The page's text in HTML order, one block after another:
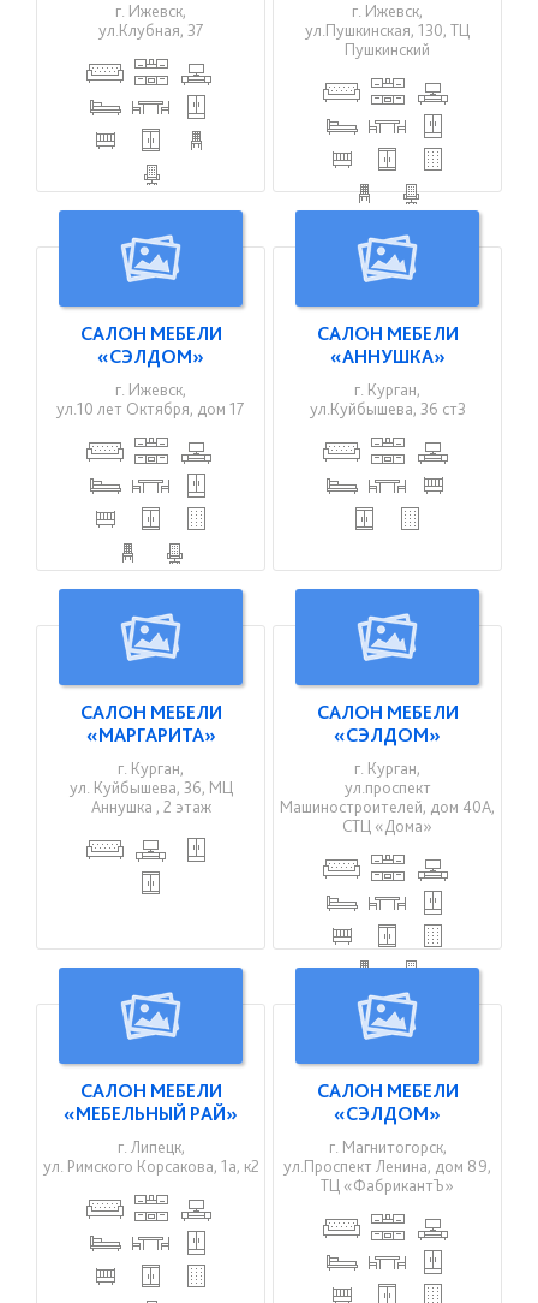
г. Ижевск,
ул.Клубная, 37
г. Ижевск,
ул.Пушкинская, 130, ТЦ
Пушкинский
САЛОН МЕБЕЛИ
«СЭЛДОМ»
г. Ижевск,
ул.10 лет Октября, дом 17
САЛОН МЕБЕЛИ
«АННУШКА»
г. Курган,
ул.Куйбышева, 36 ст3
САЛОН МЕБЕЛИ
«МАРГАРИТА»
г. Курган,
ул. Куйбышева, 36, МЦ
Аннушка , 2 этаж
САЛОН МЕБЕЛИ
«СЭЛДОМ»
г. Курган,
ул.проспект
Машиностроителей, дом 40А,
СТЦ «Дома»
САЛОН МЕБЕЛИ
«МЕБЕЛЬНЫЙ РАЙ»
г. Липецк,
ул. Римского Корсакова, 1а, к2
САЛОН МЕБЕЛИ
«СЭЛДОМ»
г. Магнитогорск,
ул.Проспект Ленина, дом 89,
ТЦ «ФабрикантЪ»